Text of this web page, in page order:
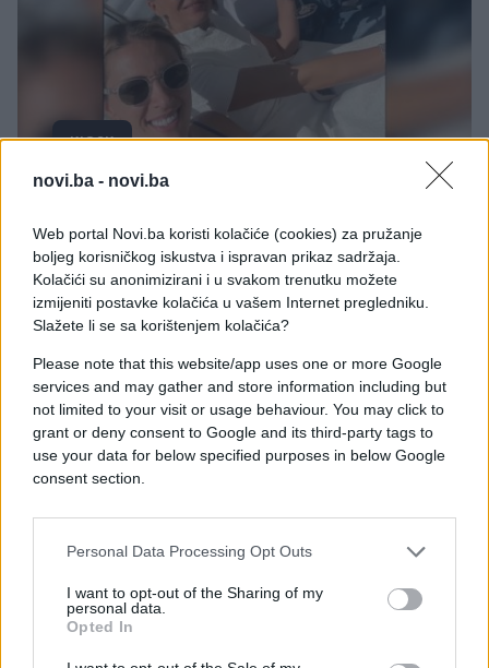
novi.ba - novi.ba
Web portal Novi.ba koristi kolačiće (cookies) za pružanje
boljeg korisničkog iskustva i ispravan prikaz sadržaja.
Kolačići su anonimizirani i u svakom trenutku možete
izmijeniti postavke kolačića u vašem Internet pregledniku.
Slažete li se sa korištenjem kolačića?
Please note that this website/app uses one or more Google
services and may gather and store information including but
not limited to your visit or usage behaviour. You may click to
grant or deny consent to Google and its third-party tags to
use your data for below specified purposes in below Google
consent section.
Personal Data Processing Opt Outs
I want to opt-out of the Sharing of my
personal data.
Opted In
KIOSK
Melina nakon vjenčanja otvorila flašu: Jedan
detalj na suprugu otkrio da mu nije jedina...
Saznaj više